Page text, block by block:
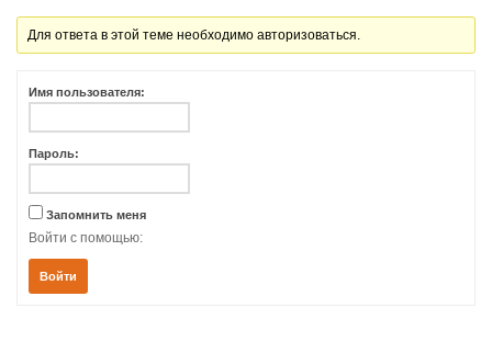
Для ответа в этой теме необходимо авторизоваться.
Имя пользователя:
Пароль:
Запомнить меня
Войти с помощью:
Войти